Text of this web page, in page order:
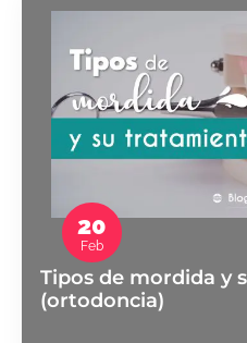
20
Feb
Tipos de mordida y
(ortodoncia)